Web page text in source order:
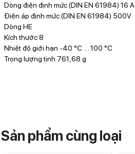
Dòng điện định mức (DIN EN 61984) 16 A
Điện áp định mức (DIN EN 61984) 500V
Dòng HE
Kích thước 8
Nhiệt độ giới hạn -40 °C … 100 °C
Trọng lượng tịnh 761,68 g
Sản phẩm cùng loại